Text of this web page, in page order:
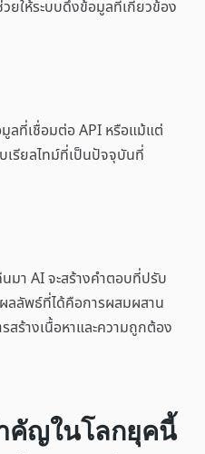
ยให้ระบบดึงข้อมูลที่เกี่ยวข้อง
ลที่เชื่อมต่อ API หรือแม้แต่
เรียลไทม์ที่เป็นปัจจุบันที่
มา AI จะสร้างคำตอบที่ปรับ
ลลัพธ์ที่ได้คือการผสมผสาน
สร้างเนื้อหาและความถูกต้อง
คัญในโลกยุคนี้